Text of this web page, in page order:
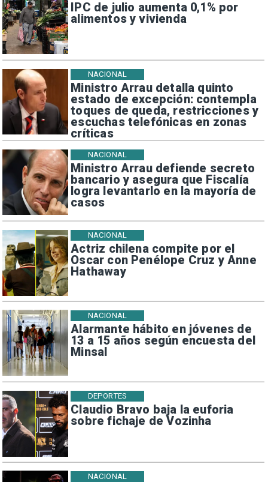
IPC de julio aumenta 0,1% por
alimentos y vivienda
Ministro Arrau detalla quinto
estado de excepción: contempla
toques de queda, restricciones y
escuchas telefónicas en zonas
críticas
NACIONAL
Ministro Arrau defiende secreto
bancario y asegura que Fiscalía
logra levantarlo en la mayoría de
casos
NACIONAL
Actriz chilena compite por el
Oscar con Penélope Cruz y Anne
Hathaway
NACIONAL
Alarmante hábito en jóvenes de
13 a 15 años según encuesta del
Minsal
NACIONAL
Claudio Bravo baja la euforia
sobre fichaje de Vozinha
DEPORTES
NACIONAL